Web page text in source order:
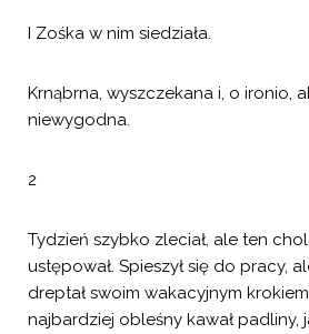
I Zośka w nim siedziała.
Krnąbrna, wyszczekana i, o ironio,
niewygodna.
2
Tydzień szybko zleciał, ale ten
ustępował. Spieszył się do pracy,
dreptał swoim wakacyjnym
najbardziej obleśny kawał padliny,